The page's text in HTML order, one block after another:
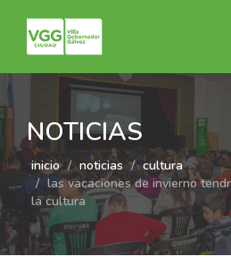
NOTICIAS
inicio noticias
cultura
las vacaciones de invierno
la cultura